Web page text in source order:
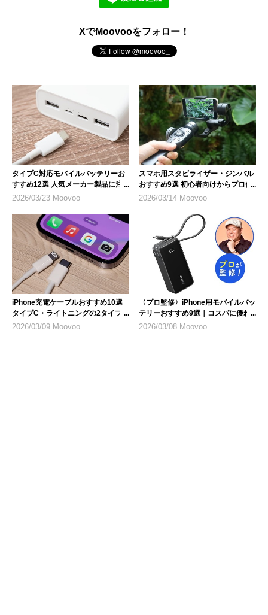
XでMoovooをフォロー！
タイプC対応モバイルバッテリーお
すすめ12選 人気メーカー製品に注
目
2026/03/23 Moovoo
スマホ用スタビライザー・ジンバル
おすすめ9選 初心者向けからプロ仕
様まで
2026/03/14 Moovoo
iPhone充電ケーブルおすすめ10選
タイプC・ライトニングの2タイプ
を紹介
2026/03/09 Moovoo
〈プロ監修〉iPhone用モバイルバッ
テリーおすすめ9選｜コスパに優れ
た1台を選ぶ
2026/03/08 Moovoo